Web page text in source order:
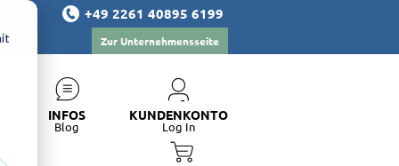
+49 2261 40895 6199
Zur Unternehmensseite
INFOS
Blog
KUNDENKONTO
Log In